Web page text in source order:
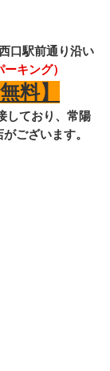
口駅前通り沿い
ーキング）
料】
しており、常陽
ございます。